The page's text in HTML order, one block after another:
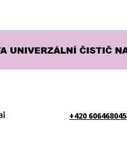
+420 606468045
Obchodní podmínky